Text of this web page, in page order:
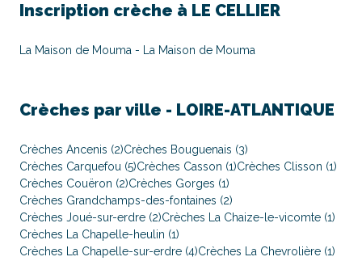
Inscription crèche à LE CELLIER
La Maison de Mouma - La Maison de Mouma
Crèches par ville - LOIRE-ATLANTIQUE
Crèches Ancenis (2)Crèches Bouguenais (3)
Crèches Carquefou (5)Crèches Casson (1)Crèches Clisson (1)
Crèches Couëron (2)Crèches Gorges (1)
Crèches Grandchamps-des-fontaines (2)
Crèches Joué-sur-erdre (2)Crèches La Chaize-le-vicomte (1)
Crèches La Chapelle-heulin (1)
Crèches La Chapelle-sur-erdre (4)Crèches La Chevrolière (1)